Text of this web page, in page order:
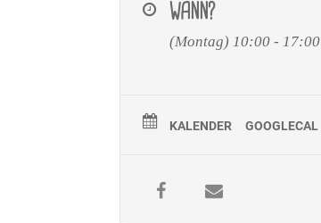
WANN?
(Montag) 10:00 - 17:00
KALENDER GOOGLECAL